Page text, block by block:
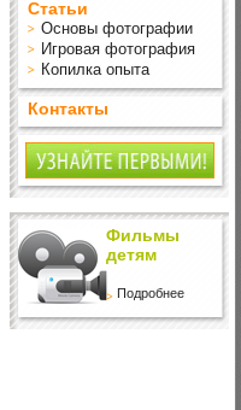
Статьи
Основы фотографии
Игровая фотография
Копилка опыта
Контакты
Фильмы
детям
Подробнее